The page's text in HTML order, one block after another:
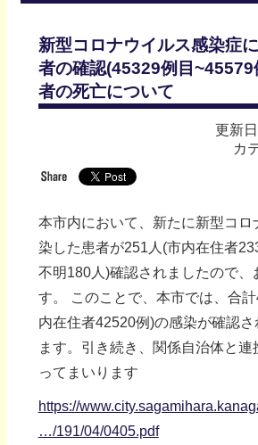
新型コロナウイルス感染症
者の確認(45329例目~45579
者の死亡について
更新
カ
本市内において、新たに新型コロ
染した患者が251人(市内在住者
不明180人)確認されましたので、
す。 このことで、本市では、合
内在住者42520例)の感染が確認さ
ます。引き続き、関係自治体と連
ってまいります
https://
…/191/04/0405.pdf